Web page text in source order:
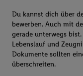
Du kannst dich über
bewerben. Auch mit
gerade unterwegs
Lebenslauf und
Dokumente sollten
überschreiten.